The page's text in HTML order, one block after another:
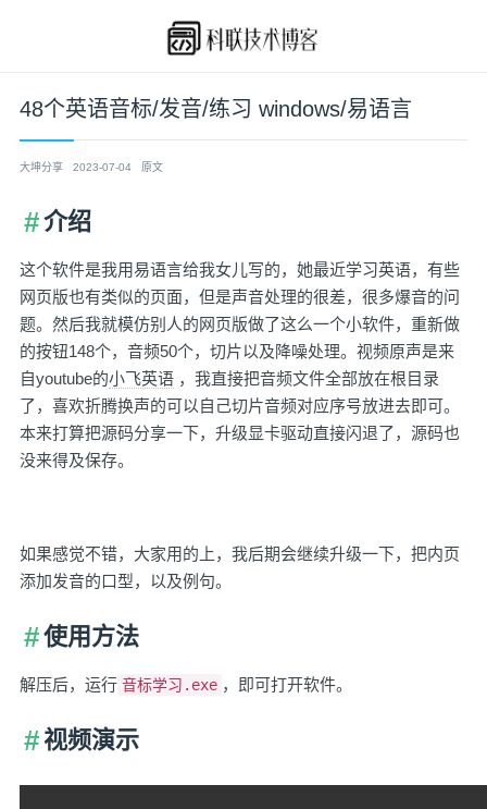
48个英语音标/发音/练习 windows/易语言
大坤分享 2023-07-04 原文
介绍
这个软件是我用易语言给我女儿写的，她最近学习英语，有些
网页版也有类似的页面，但是声音处理的很差，很多爆音的问
题。然后我就模仿别人的网页版做了这么一个小软件，重新做
的按钮148个，音频50个，切片以及降噪处理。视频原声是来
自youtube的小飞英语 ，我直接把音频文件全部放在根目录
了，喜欢折腾换声的可以自己切片音频对应序号放进去即可。
本来打算把源码分享一下，升级显卡驱动直接闪退了，源码也
没来得及保存。
如果感觉不错，大家用的上，我后期会继续升级一下，把内页
添加发音的口型，以及例句。
使用方法
解压后，运行 音标学习.exe ，即可打开软件。
视频演示